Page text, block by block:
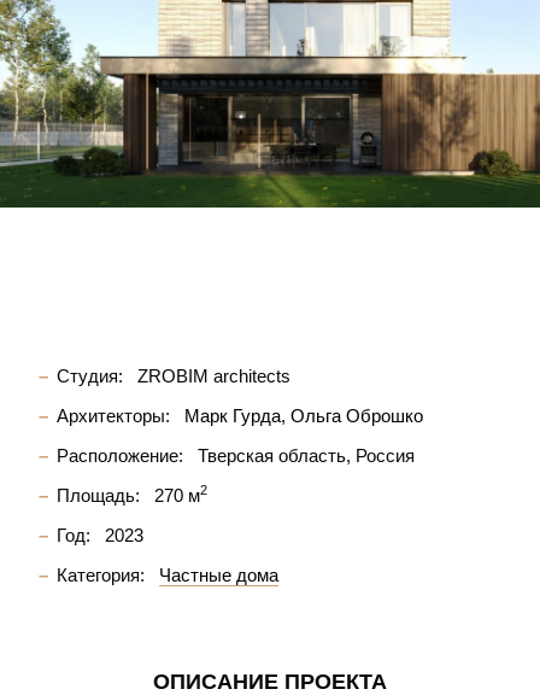
Студия:
ZROBIM architects
Архитекторы:
Марк Гурда Ольга Оброшко
Расположение:
Тверская область, Россия
Площадь:
270 м2
Год:
2023
Категория:
Частные дома
ОПИСАНИЕ ПРОЕКТА